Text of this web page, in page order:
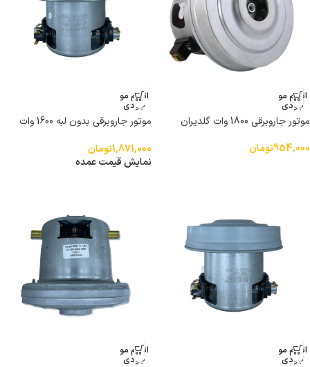
اتمام مو
جودی
موتور جاروبرقی 1800 وات گلدیران
954,000تومان
اتمام مو
جودی
موتور جاروبرقی بدون لبه 1600 وات
1,871,000تومان
نمایش قیمت عمده
اتمام مو
جودی
اتمام مو
جودی